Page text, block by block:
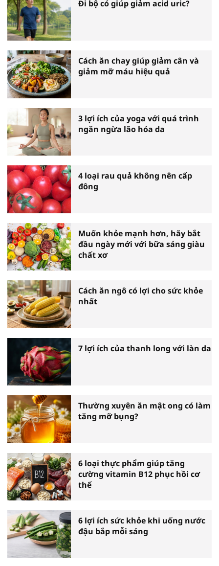
Đi bộ có giúp giảm acid uric?
Cách ăn chay giúp giảm cân và
giảm mỡ máu hiệu quả
3 lợi ích của yoga với quá trình
ngăn ngừa lão hóa da
4 loại rau quả không nên cấp
đông
Muốn khỏe mạnh hơn, hãy bắt
đầu ngày mới với bữa sáng giàu
chất xơ
Cách ăn ngô có lợi cho sức khỏe
nhất
7 lợi ích của thanh long với làn da
Thường xuyên ăn mật ong có làm
tăng mỡ bụng?
6 loại thực phẩm giúp tăng
cường vitamin B12 phục hồi cơ
thể
6 lợi ích sức khỏe khi uống nước
đậu bắp mỗi sáng